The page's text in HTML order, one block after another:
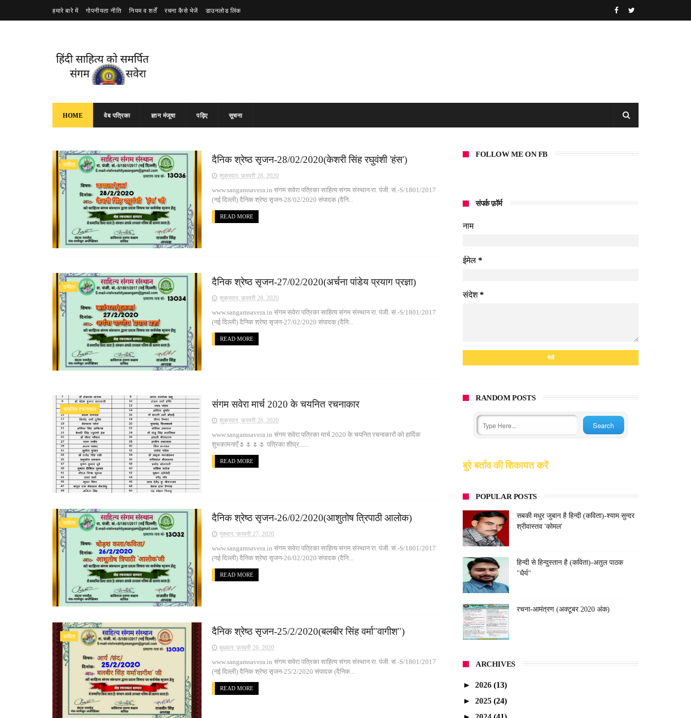
हमारे बारे में गोपनीयता नीति नियम व शर्तें रचना कैसे भेजें डाउनलोड लिंक
HOME वेब पत्रिका ज्ञान मंजूषा पढ़िए सूचना
कविता दैनिक श्रेष्ठ सृजन-28/02/2020(केशरी सिंह रघुवंशी 'हंस')
शुक्रवार, फ़रवरी 28, 2020
www.sangamsavera.in संगम सवेरा पत्रिका साहित्य संगम संस्थान रा. पंजी. सं.-S/1801/2017
(नई दिल्ली) दैनिक श्रेष्ठ सृजन-28/02/2020 संपादक (दैनि...
READ MORE
कविता दैनिक श्रेष्ठ सृजन-27/02/2020(अर्चना पांडेय प्रयाग प्रज्ञा)
शुक्रवार, फ़रवरी 28, 2020
www.sangamsavera.in संगम सवेरा पत्रिका साहित्य संगम संस्थान रा. पंजी. सं.-S/1801/2017
(नई दिल्ली) दैनिक श्रेष्ठ सृजन-27/02/2020 संपादक (दैनि...
READ MORE
चयनित रचनाकार संगम सवेरा मार्च 2020 के चयनित रचनाकार
शुक्रवार, फ़रवरी 28, 2020
www.sangamsavera.in संगम सवेरा पत्रिका मार्च 2020 के चयनित रचनाकारों को हार्दिक
शुभकामनाएँ🌷🌷🌷🌷 पत्रिका शीघ्र......
READ MORE
कविता दैनिक श्रेष्ठ सृजन-26/02/2020(आशुतोष त्रिपाठी आलोक)
गुरुवार, फ़रवरी 27, 2020
www.sangamsavera.in संगम सवेरा पत्रिका साहित्य संगम संस्थान रा. पंजी. सं.-S/1801/2017
(नई दिल्ली) दैनिक श्रेष्ठ सृजन-26/02/2020 संपादक (दैनि...
READ MORE
कविता दैनिक श्रेष्ठ सृजन-25/2/2020(बलबीर सिंह वर्मा"वागीश")
बुधवार, फ़रवरी 26, 2020
www.sangamsavera.in संगम सवेरा पत्रिका साहित्य संगम संस्थान रा. पंजी. सं.-S/1801/2017
(नई दिल्ली) दैनिक श्रेष्ठ सृजन-25/2/2020 संपादक (दैनिक...
READ MORE
FOLLOW ME ON FB
संपर्क फ़ॉर्म
नाम
ईमेल *
संदेश*
RANDOM POSTS
बुरे बर्ताव की शिकायत करें
POPULAR POSTS
सबकी मधुर जुबान है हिन्दी (कविता)-श्याम सुन्दर
श्रीवास्तव 'कोमल'
हिन्दी से हिन्दुस्तान है (कविता)-अतुल पाठक
"धैर्य"
रचना-आमंत्रण (अक्टूबर 2020 अंक)
ARCHIVES
► 2026 (13)
► 2025 (24)